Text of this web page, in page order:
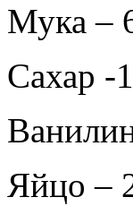
Мука –
Сахар -
Яйцо –